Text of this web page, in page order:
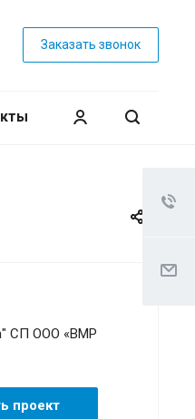
Заказать звонок
СП ООО «BMP
проект